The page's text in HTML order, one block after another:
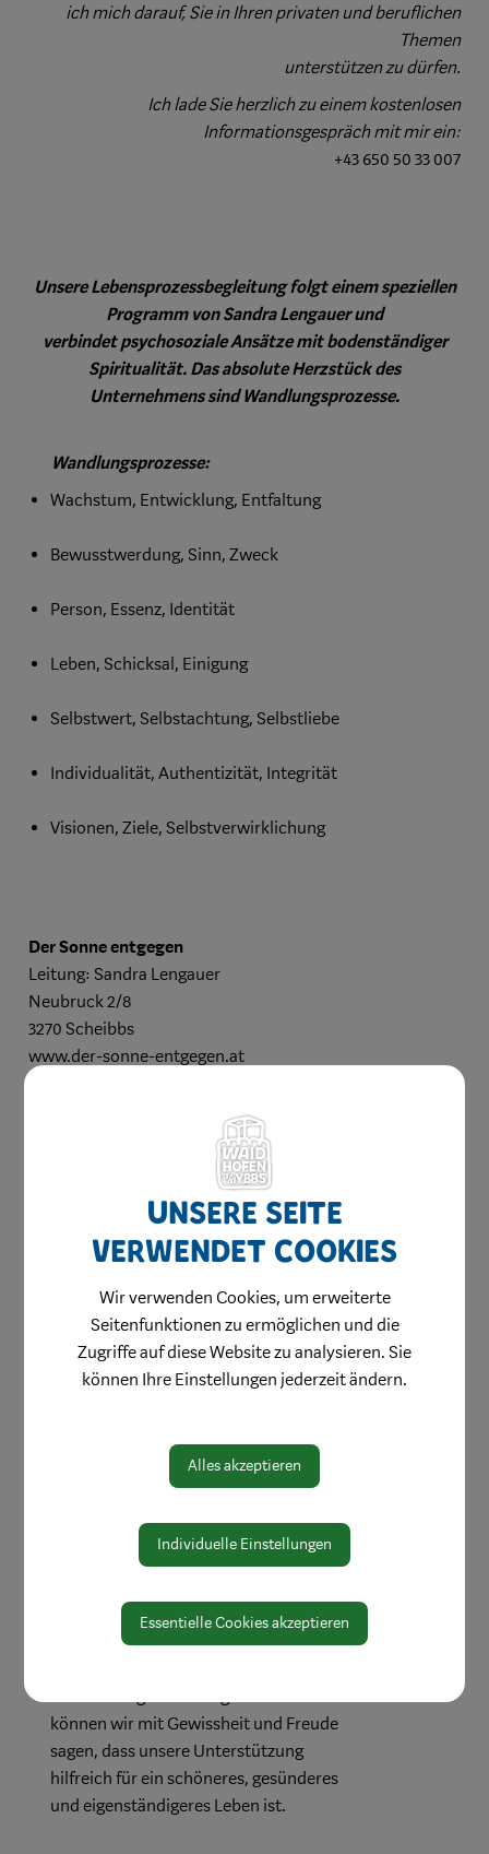
ich mich darauf, Sie in Ihren privaten und beruflichen
Themen
unterstützen zudürfen.
Ich lade Sie herzlich zu einem kostenlosen
Informationsgespräch mit mir ein:
+43 650 50 33 007
Unsere Lebensprozessbegleitung folgt einem speziellen
Programm von Sandra Lengauer und
verbindet psychosoziale Ansätze mit bodenständiger
Spiritualität. Das absolute Herzstück des
Unternehmens sind Wandlungsprozesse.
Wandlungsprozesse:
Wachstum, Entwicklung, Entfaltung
Bewusstwerdung, Sinn, Zweck
Person, Essenz, Identität
Leben, Schicksal, Einigung
Selbstwert, Selbstachtung, Selbstliebe
Individualität, Authentizität, Integrität
Visionen, Ziele, Selbstverwirklichung
Der Sonne entgegen
Leitung: Sandra Lengauer
Neubruck 2/8
3270 Scheibbs
www.der-sonne-entgegen.at
Unser Beratungsnetzwerk:
In Rückverbindung mit dem inneren
Wesen bearbeiten wir gemeinsam Ihre
Anliegen, Ziele und Herzenswünsche in
Form von therapeutischen
Gesprächen.
Wir unterstützen Sie sowohl in der
Klärung von Konflikten und
Verwirklichung Ihrer Visionen und sind
speziell an Wendepunkten für Sie da.
Unsere Erfahrung hat gezeigt, dass
unser Umgang mit den
heilsame Wirkung auf Menschen in
allen Entwicklungsstufen hat.
können wir mit Gewissheit und Freude
sagen, dass unsere Unterstützung
hilfreich für ein schöneres, gesünderes
und eigenständigeres Leben ist.
Unsere Seite
verwendet Cookies
Wir verwenden Cookies, um erweiterte
Seitenfunktionen zu ermöglichen und die
Zugriffe auf diese Website zu analysieren. Sie
können Ihre Einstellungen jederzeit ändern.
Alles akzeptieren
Individuelle Einstellungen
Essentielle Cookies akzeptieren